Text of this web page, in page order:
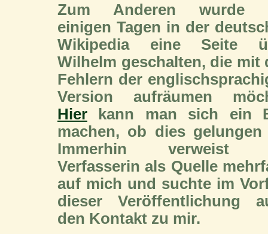
Zum Anderen wurde
einigen Tagen in der
Wikipedia eine Seite
Wilhelm geschalten, die mit
Fehlern der
Version aufräumen
Hier kann man sich ein
machen, ob dies gelungen
Immerhin verweist
Verfasserin als Quelle
auf mich und suchte im
dieser Veröffentlichung
den Kontakt zu mir.